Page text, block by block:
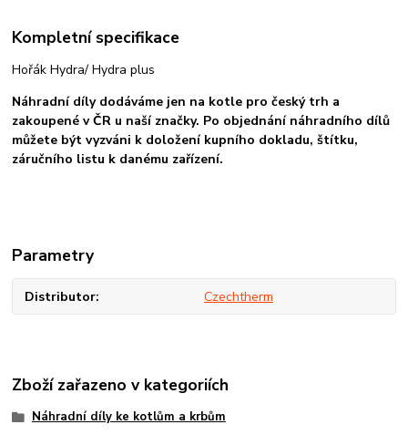
Kompletní specifikace
Hořák Hydra/ Hydra plus
Náhradní díly dodáváme jen na kotle pro český trh a
zakoupené v ČR u naší značky. Po objednání náhradního dílů
můžete být vyzváni k doložení kupního dokladu, štítku,
záručního listu k danému zařízení.
Parametry
Distributor Czechtherm
Zboží zařazeno v kategoriích
Náhradní díly ke kotlům a krbům